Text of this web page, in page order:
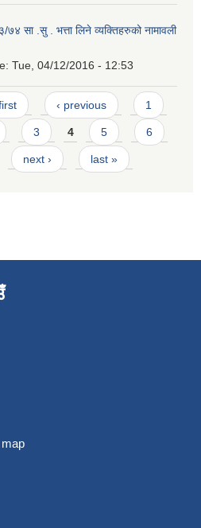
सा .सु . भत्ता लिने व्यक्तिहरुको नामावली
Tue, 04/12/2016 - 12:53
‹ previous 1
3 4 5 6
next › last »